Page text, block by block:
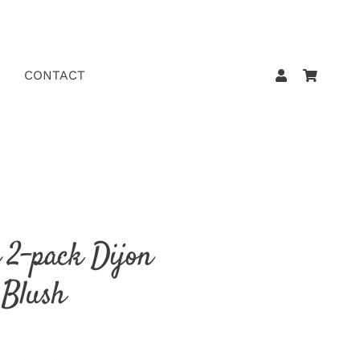
CONTACT
pack Dijon